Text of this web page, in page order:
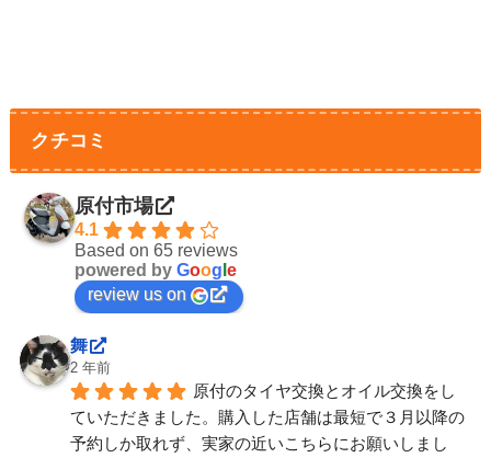
クチコミ
原付市場
4.1
Based on 65 reviews
powered by Goog e
review us on
舞
2 年前
原付のタイヤ交換とオイル交換をし
ていただきました。購入した店舗は最短で３月以降の
予約しか取れず、実家の近いこちらにお願いしまし